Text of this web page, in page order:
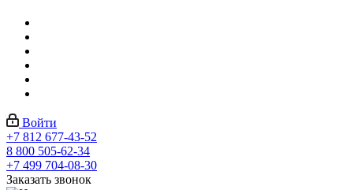
Войти
+7 812 677-43-52
8 800 505-62-34
+7 499 704-08-30
Заказать звонок